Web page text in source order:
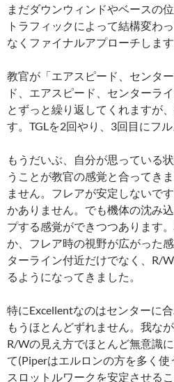
まだダウンウィンドやベースの
トラフィックによって結構変わ
なくファイナルアプローチしま
教官が「エアスピード、センタ
ド、エアスピード、センターラ
とずっと繰り返してくれますが
す。TGLを2回やり、3回目にフル
もうだいぶ、自分が思っている
うことが教官の感覚と合ってき
ません。フレアが安定しないで
かありません。でも機体の沈み
プする感覚ができつつあります
か、フレア時の視野が広がった
ターライン付近だけでなく、R/
るようになってきました。
特にExcellentなのはセンターに
もうほとんどずれません。我な
R/Wの見え方でほとんど無意識
て(Piperはエルロンの方を多く
スロットルワークを安定させるこ